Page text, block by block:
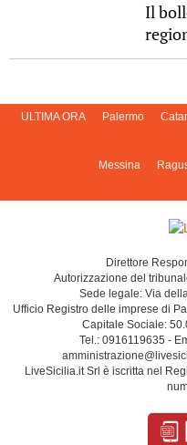
Il
ULTIMA ORA Palermo
Messina
Direttore
Autorizzazione del
Sede legale: Via
Ufficio Registro delle imprese di
Capitale Sociale:
Tel.: 0916119635 -
LiveSicilia.it Srl è iscritta nel